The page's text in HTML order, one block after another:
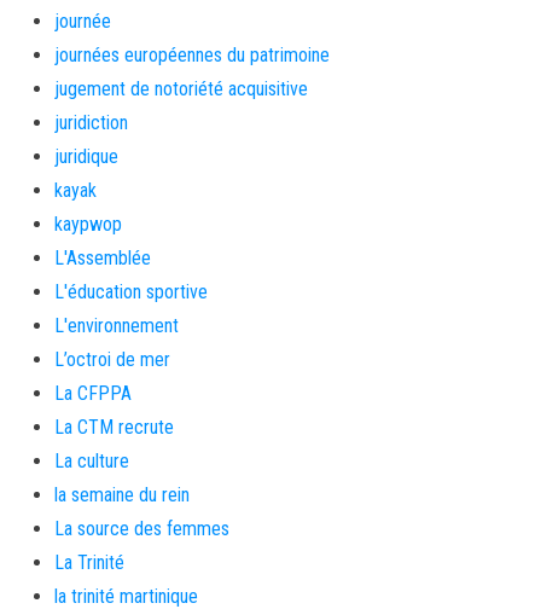
journée
journées européennes du patrimoine
jugement de notoriété acquisitive
juridiction
juridique
kayak
kaypwop
L'Assemblée
L'éducation sportive
L'environnement
L’octroi de mer
La CFPPA
La CTM recrute
La culture
la semaine du rein
La source des femmes
La Trinité
la trinité martinique